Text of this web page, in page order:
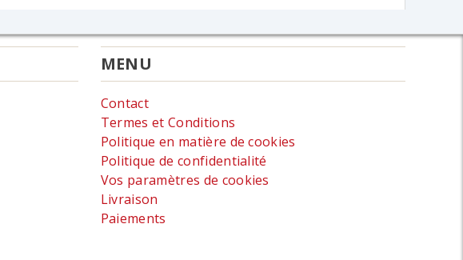
MENU
Contact
Termes et Conditions
Politique en matière de cookies
Politique de confidentialité
Vos paramètres de cookies
Livraison
Paiements